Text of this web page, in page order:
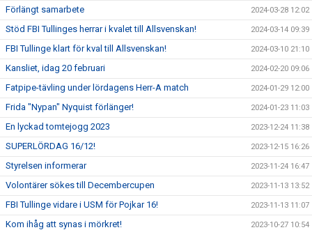
Förlängt samarbete 2024-03-28 12:02
Stöd FBI Tullinges herrar i kvalet till Allsvenskan! 2024-03-14 09:39
FBI Tullinge klart för kval till Allsvenskan! 2024-03-10 21:10
Kansliet, idag 20 februari 2024-02-20 09:06
Fatpipe-tävling under lördagens Herr-A match 2024-01-29 12:00
Frida "Nypan" Nyquist förlänger! 2024-01-23 11:03
En lyckad tomtejogg 2023 2023-12-24 11:38
SUPERLÖRDAG 16/12! 2023-12-15 16:26
Styrelsen informerar 2023-11-24 16:47
Volontärer sökes till Decembercupen 2023-11-13 13:52
FBI Tullinge vidare i USM för Pojkar 16! 2023-11-13 11:07
Kom ihåg att synas i mörkret! 2023-10-27 10:54